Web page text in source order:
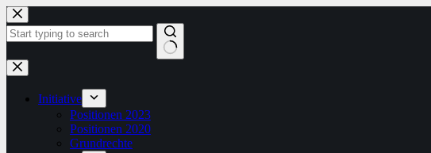
Zum
Inhalt
springen
Keine
Ergebnisse
Initiative
Positionen 2023
Positionen 2020
Grundrechte